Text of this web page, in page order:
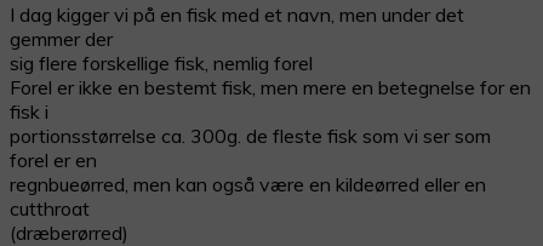
I dag kigger vi på en fisk med et navn, men under det
gemmer der
sig flere forskellige fisk, nemlig forel
Forel er ikke en bestemt fisk, men mere en betegnelse for en
fisk i
portionsstørrelse ca. 300g. de fleste fisk som vi ser som
forel er en
regnbueørred, men kan også være en kildeørred eller en
cutthroat
(dræberørred)